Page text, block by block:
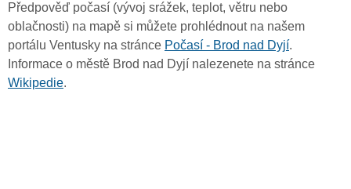
Předpověď počasí (vývoj srážek, teplot, větru nebo
oblačnosti) na mapě si můžete prohlédnout na našem
portálu Ventusky na stránce Počasí - Brod nad Dyjí.
Informace o městě Brod nad Dyjí nalezenete na stránce
Wikipedie.